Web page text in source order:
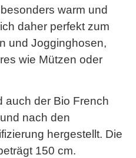
warm und
daher perfekt zum
und Jogginghosen,
wie Mützen oder
auch der Bio French
nach den
hergestellt. Die
150 cm.